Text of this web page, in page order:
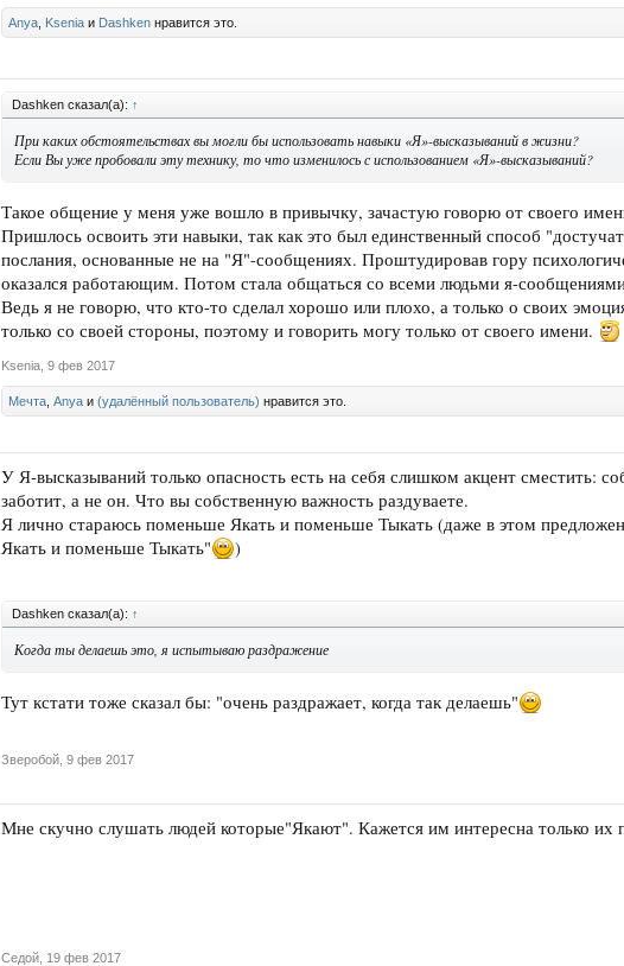
Anya Ksenia и Dashken нравится это.
Dashken сказал(а): ↑
При каких обстоятельствах вы могли бы использовать навыки «Я»-высказываний в жизни?
Если Вы уже пробовали эту технику, то что изменилось с использованием «Я»-высказываний?
Такое общение у меня уже вошло в привычку, зачастую говорю от своего
Пришлось освоить эти навыки, так как это был единственный способ
послания, основанные не на "Я"-сообщениях. Проштудировав гору
оказался работающим. Потом стала общаться со всеми людьми я-
Ведь я не говорю, что кто-то сделал хорошо или плохо, а только о своих
только со своей стороны, поэтому и говорить могу только от своего имени.
Ksenia 9 фев 2017
Мечта Anya и (удалённый пользователь) нравится это.
У Я-высказываний только опасность есть на себя слишком акцент сместить:
заботит, а не он. Что вы собственную важность раздуваете.
Я лично стараюсь поменьше Якать и поменьше Тыкать (даже в этом
Якать и поменьше Тыкать"
)
Dashken сказал(а): ↑
Когда ты делаешь это, я испытываю раздражение
Тут кстати тоже сказал бы: "очень раздражает, когда так делаешь"
Зверобой 9 фев 2017
Мне скучно слушать людей которые"Якают". Кажется им интересна только их
Седой 19 фев 2017